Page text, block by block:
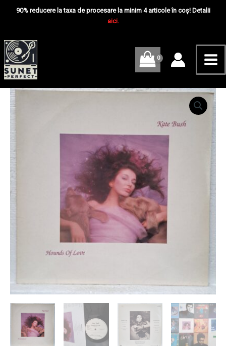
90% reducere la taxa de procesare la minim 4 articole în coș! Detalii
aici.